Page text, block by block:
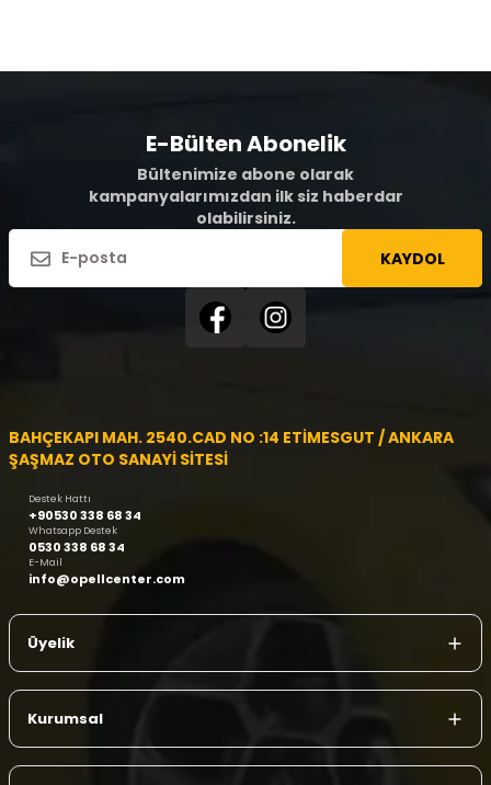
E-Bülten Abonelik
Bültenimize abone olarak
kampanyalarımızdan ilk siz haberdar
olabilirsiniz.
KAYDOL
BAHÇEKAPI MAH. 2540.CAD NO :14 ETİMESGUT / ANKARA
ŞAŞMAZ OTO SANAYİ SİTESİ
Destek Hattı
+90530 338 68 34
Whatsapp Destek
0530 338 68 34
E-Mail
info@opellcenter.com
Üyelik
Kurumsal